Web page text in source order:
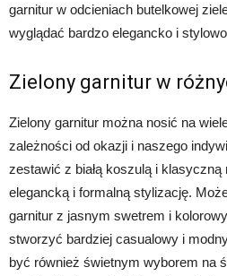
garnitur w odcieniach butelkowej
wyglądać bardzo elegancko i
Zielony garnitur w
Zielony garnitur można nosić na
zależności od okazji i naszego
zestawić z białą koszulą i
elegancką i formalną stylizację.
garnitur z jasnym swetrem i
stworzyć bardziej casualowy i
być również świetnym wyborem na